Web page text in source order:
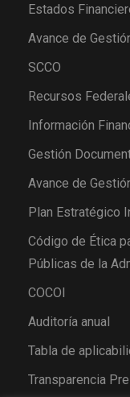
Estados
Avance de
SCCO
Recursos
Información
Gestión
Avance de
Plan Estratégico
Código de Ética
Públicas de la
COCOI
Auditoría anual
Tabla de
Transparencia